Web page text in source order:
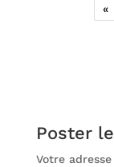
«
Poster
Votre